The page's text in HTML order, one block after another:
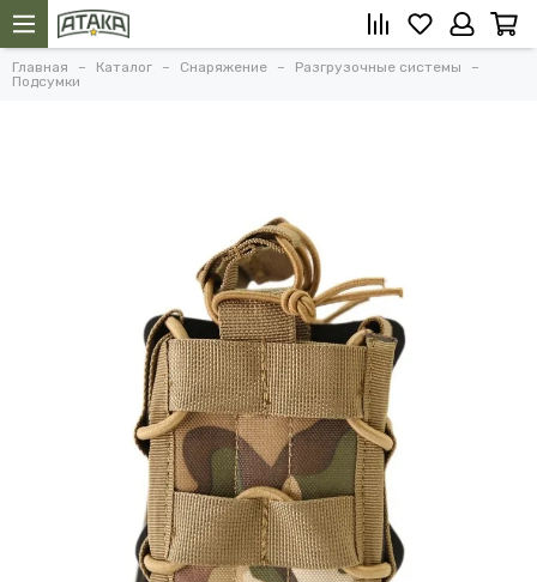
Главная Каталог Снаряжение
Разгрузочные системы
Подсумки